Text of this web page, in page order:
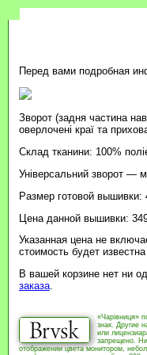
Перед вами подробная
Зворот (задня частина
оверлочені краї та
Склад тканини: 100%
Універсальний зворот —
Размер готовой
Цена данной вышивки:
Указанная цена не
стоимость будет
В вашей корзине нет ни
заказа.
«Чарівниця»
знак. Другие
или
запрещено.
отображении цвета монитором,